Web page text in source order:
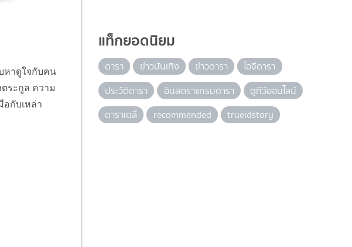
หาดูใจกับคน
ระกูล ความ
อกับเหล่า
แท็กยอดนิยม
ดารา ข่าวบันเทิง ข่าวดารา
ไอจีดารา
ประวัติดารา
อินสตราแกรมดารา
ดูทีวีออนไลน์
ดาราเดลี่
recommended trueidstory